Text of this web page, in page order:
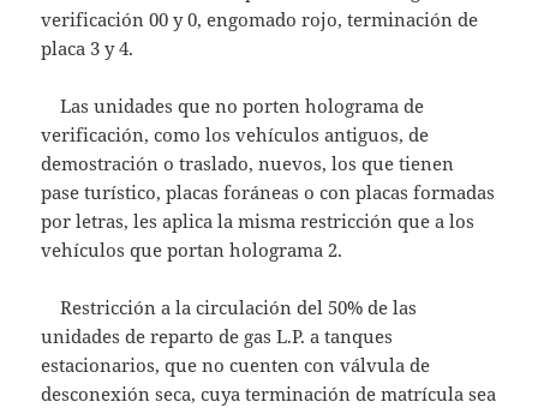
verificación 00 y 0, engomado rojo, terminación de
placa 3 y 4.
Las unidades que no porten holograma de
verificación, como los vehículos antiguos, de
demostración o traslado, nuevos, los que tienen
pase turístico, placas foráneas o con placas formadas
por letras, les aplica la misma restricción que a los
vehículos que portan holograma 2.
Restricción a la circulación del 50% de las
unidades de reparto de gas L.P. a tanques
estacionarios, que no cuenten con válvula de
desconexión seca, cuya terminación de matrícula sea